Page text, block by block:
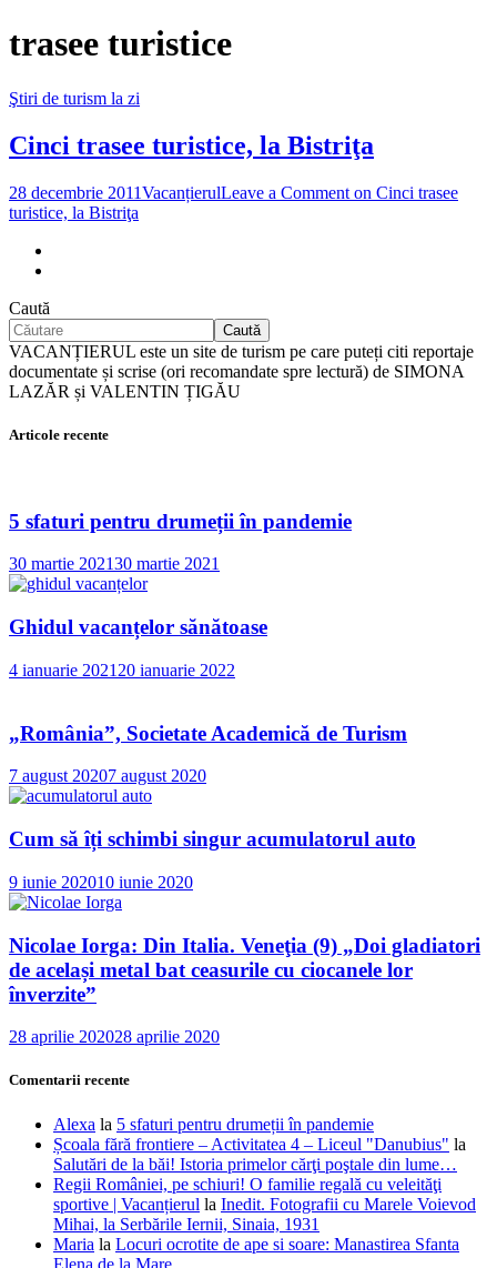
trasee turistice
Ştiri de turism la zi
Cinci trasee turistice, la Bistriţa
28 decembrie 2011VacanțierulLeave a Comment on Cinci trasee
turistice, la Bistriţa
Caută
Caută
VACANȚIERUL este un site de turism pe care puteți citi reportaje
documentate și scrise (ori recomandate spre lectură) de SIMONA
LAZĂR și VALENTIN ȚIGĂU
Articole recente
5 sfaturi pentru drumeții în pandemie
30 martie 202130 martie 2021
Ghidul vacanțelor sănătoase
4 ianuarie 2021 20 ianuarie 2022
„România”, Societate Academică de Turism
7 august 20207 august 2020
Cum să îți schimbi singur acumulatorul auto
9 iunie 202010 iunie 2020
Nicolae Iorga: Din Italia. Veneţia (9) „Doi gladiatori
de același metal bat ceasurile cu ciocanele lor
înverzite”
28 aprilie 202028 aprilie 2020
Comentarii recente
Alexa la 5 sfaturi pentru drumeții în pandemie
Școala fără frontiere – Activitatea 4 – Liceul "Danubius" la
Salutări de la băi! Istoria primelor cărţi poştale din lume…
Regii României, pe schiuri! O familie regală cu veleităţi
sportive | Vacanțierul la Inedit. Fotografii cu Marele Voievod
Mihai, la Serbările Iernii, Sinaia, 1931
Maria la Locuri ocrotite de ape si soare: Manastirea Sfanta
Elena de la Mare